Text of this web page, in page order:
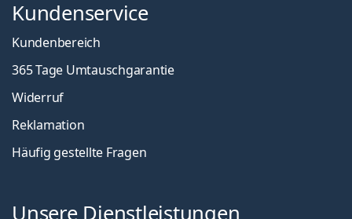
Kundenservice
Kundenbereich
365 Tage Umtauschgarantie
Widerruf
Reklamation
Häufig gestellte Fragen
Unsere Dienstleistungen